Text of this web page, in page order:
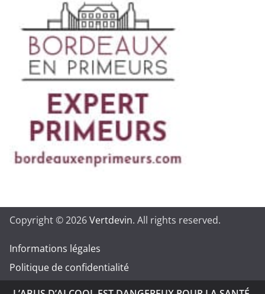
Copyright © 2026Vertdevin. All rights reserved.
Informations légales
Politique de confidentialité